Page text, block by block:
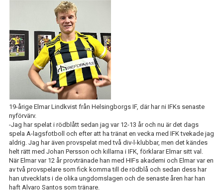
IFK GER TILLBAKA
50/50 LOTTERIET
IFK TIPSET 2026
VM-TIPSET 2026
19-årige Elmar Lindkvist från Helsingborgs IF, där har ni IFKs senaste
nyförvärv.
-Jag har spelat i rödblått sedan jag var 12-13 år och nu är det dags
spela A-lagsfotboll och efter att ha tränat en vecka med IFK tvekade jag
aldrig. Jag har även provspelat med två div-l-klubbar, men det kändes
helt rätt med Johan Persson och killarna i IFK, förklarar Elmar sitt val.
När Elmar var 12 år provtränade han med HIFs akademi och Elmar var en
av två provspelare som fick komma till de rödblå och sedan dess har
han utvecklats i de olika ungdomslagen och de senaste åren har han
haft Alvaro Santos som tränare.